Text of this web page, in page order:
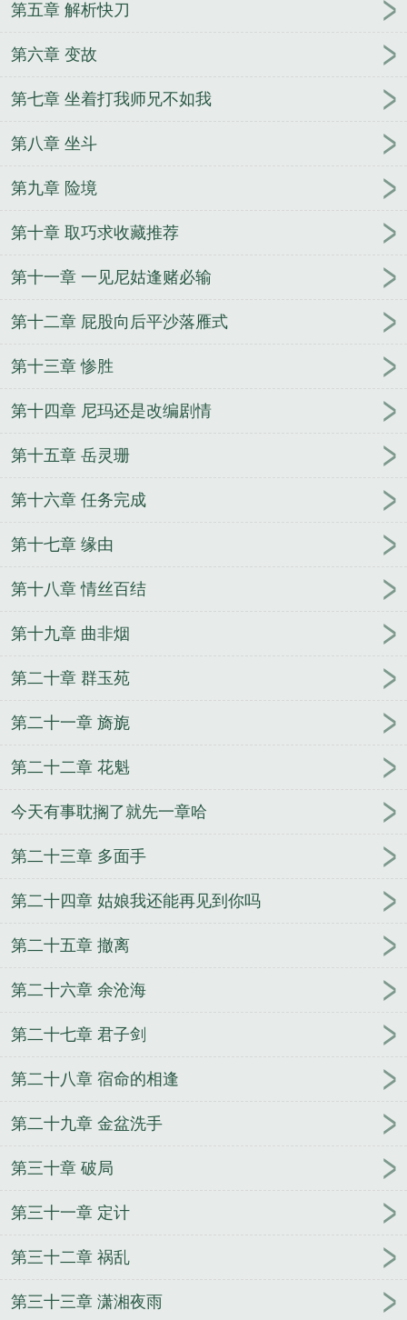
第五章 解析快刀
第六章 变故
第七章 坐着打我师兄不如我
第八章 坐斗
第九章 险境
第十章 取巧求收藏推荐
第十一章 一见尼姑逢赌必输
第十二章 屁股向后平沙落雁式
第十三章 惨胜
第十四章 尼玛还是改编剧情
第十五章 岳灵珊
第十六章 任务完成
第十七章 缘由
第十八章 情丝百结
第十九章 曲非烟
第二十章 群玉苑
第二十一章 旖旎
第二十二章 花魁
今天有事耽搁了就先一章哈
第二十三章 多面手
第二十四章 姑娘我还能再见到你吗
第二十五章 撤离
第二十六章 余沧海
第二十七章 君子剑
第二十八章 宿命的相逢
第二十九章 金盆洗手
第三十章 破局
第三十一章 定计
第三十二章 祸乱
第三十三章 潇湘夜雨